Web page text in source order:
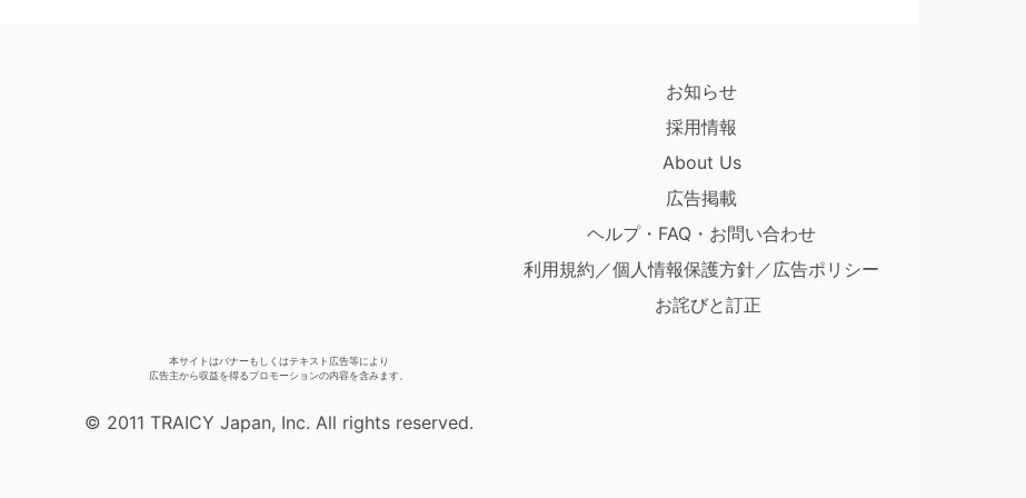
お知らせ
採用情報
About Us
広告掲載
ヘルプ・FAQ・お問い合わせ
利用規約／個人情報保護方針／広告ポリシー
お詫びと訂正
本サイトはバナーもしくはテキスト広告等により
広告主から収益を得るプロモーションの内容を含みます。
© 2011 TRAICY Japan, Inc. All rights reserved.